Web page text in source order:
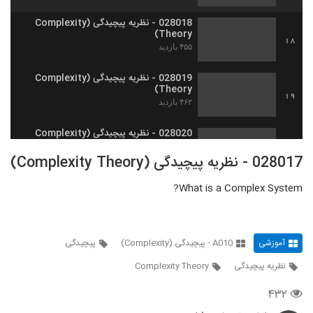
18
028018 - نظریه پیچیدگی (Complexity
Theory)
۴۵۵ بازدید
19
028019 - نظریه پیچیدگی (Complexity
Theory)
۴۶۲ بازدید
028020 - نظریه پیچیدگی (Complexity
22
028022 - نظریه پیچیدگی (Complexity
۴۸۵ بازدید
028017 - نظریه پیچیدگی (Complexity Theory)
What is a Complex System?
آموزشی A010 - پیچیدگی (Complexity)
پیچیدگی
نظریه پیچیدگی
Complexity Theory
۴۳۲